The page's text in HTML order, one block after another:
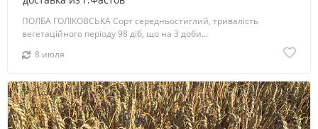
ПОЛБА ГОЛІКОВСЬКА Сорт середньостиглий, тривалість
вегетаційного періоду 98 діб, що на 3 доби...
8 июля